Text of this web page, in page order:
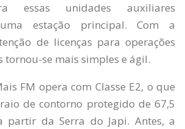
essas unidades auxiliares
estação principal. Com a
de licenças para operações
tornou-se mais simples e ágil.
FM opera com Classe E2, o que
de contorno protegido de 67,5
partir da Serra do Japi. Antes, a